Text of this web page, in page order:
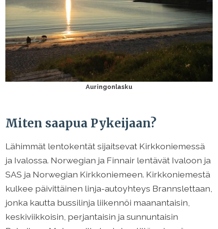
Auringonlasku
Miten saapua Pykeijaan?
Lähimmät lentokentät sijaitsevat Kirkkoniemessä
ja Ivalossa. Norwegian ja Finnair lentävät Ivaloon ja
SAS ja Norwegian Kirkkoniemeen. Kirkkoniemestä
kulkee päivittäinen linja-autoyhteys Brannslettaan,
jonka kautta bussilinja liikennöi maanantaisin,
keskiviikkoisin, perjantaisin ja sunnuntaisin